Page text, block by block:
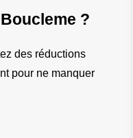
?
des réductions
pour ne manquer